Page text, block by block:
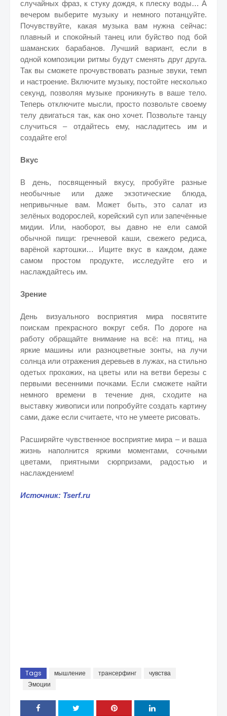
случайных фраз, к стуку дождя, к плеску воды… А
вечером выберите музыку и немного потанцуйте.
Почувствуйте, какая музыка вам нужна сейчас:
плавный и спокойный танец или буйство под бой
шаманских барабанов. Лучший вариант, если в
одной композиции ритмы будут сменять друг друга.
Так вы сможете прочувствовать разные звуки, темп
и настроение. Включите музыку, постойте несколько
секунд, позволяя музыке проникнуть в ваше тело.
Теперь отключите мысли, просто позвольте своему
телу двигаться так, как оно хочет. Позвольте танцу
случиться – отдайтесь ему, насладитесь им и
создайте его!
Вкус
В день, посвященный вкусу, пробуйте разные
необычные или даже экзотические блюда,
непривычные вам. Может быть, это салат из
зелёных водорослей, корейский суп или запечённые
мидии. Или, наоборот, вы давно не ели самой
обычной пищи: гречневой каши, свежего редиса,
варёной картошки… Ищите вкус в каждом, даже
самом простом продукте, исследуйте его и
наслаждайтесь им.
Зрение
День визуального восприятия мира посвятите
поискам прекрасного вокруг себя. По дороге на
работу обращайте внимание на всё: на птиц, на
яркие машины или разноцветные зонты, на лучи
солнца или отражения деревьев в лужах, на стильно
одетых прохожих, на цветы или на ветви березы с
первыми весенними почками. Если сможете найти
немного времени в течение дня, сходите на
выставку живописи или попробуйте создать картину
сами, даже если считаете, что не умеете рисовать.
Расширяйте чувственное восприятие мира – и ваша
жизнь наполнится яркими моментами, сочными
цветами, приятными сюрпризами, радостью и
наслаждением!
Источник: Tserf.ru
Tags мышление трансерфинг
чувства
Эмоции